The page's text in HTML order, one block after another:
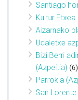
Santiago
Kultur Etxea
Aizarnako
Udaletxe
Bizi Berri
(Azpeitia) (6)
Parrokia
San